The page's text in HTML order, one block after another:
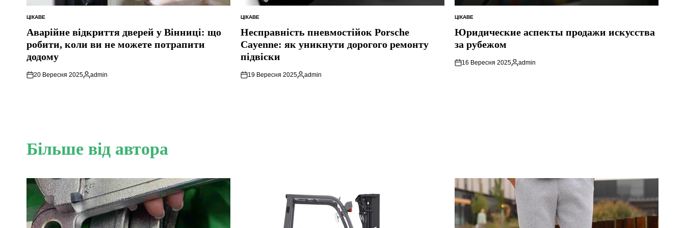
ОПУБЛІКУВАТИ
ЦІКАВЕ
Аварійне відкриття дверей у Вінниці: що
робити, коли ви не можете потрапити
додому
20 Вересня 2025
Опубліковано
admin
ОПУБЛІКУВАТИ
ЦІКАВЕ
Несправність пневмостійок Porsche
Cayenne: як уникнути дорогого ремонту
підвіски
19 Вересня 2025
Опубліковано
admin
ОПУБЛІКУВАТИ
ЦІКАВЕ
Юридические аспекты продажи искусства
за рубежом
16 Вересня 2025
Опубліковано
admin
Більше від автора